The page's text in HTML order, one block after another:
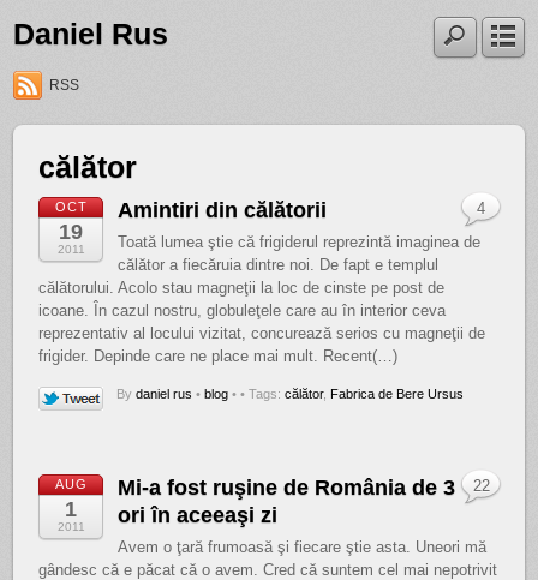
Daniel Rus
RSS
călător
OCT
19
2011
Amintiri din călătorii
Toată lumea ştie că frigiderul reprezintă imaginea de
călător a fiecăruia dintre noi. De fapt e templul
călătorului. Acolo stau magneţii la loc de cinste pe post de
icoane. În cazul nostru, globuleţele care au în interior ceva
reprezentativ al locului vizitat, concurează serios cu magneţii de
frigider. Depinde care ne place mai mult. Recent(…)
Bydaniel rus • blog •
4
• Tags:călător, Fabrica de Bere Ursus
AUG
1
2011
Mi-a fost ruşine de România de 3
ori în aceeaşi zi
Avem o ţară frumoasă şi fiecare ştie asta. Uneori mă
gândesc că e păcat că o avem. Cred că suntem cel mai nepotrivit
22